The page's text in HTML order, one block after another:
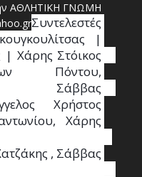
ΑΘΛΗΤΙΚΗ ΓΝΩΜΗ
Συντελεστές
|
| Χάρης Στόικος
Πόντου,
Σάββας
Χρήστος
Χάρης
, Σάββας